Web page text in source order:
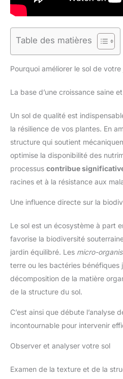
Table des matières
Pourquoi améliorer le sol de votre
La base d’une croissance saine
Un sol de qualité est
la résilience de vos plantes. En
structure qui soutient
optimise la disponibilité des
processus contribue
racines et à la résistance aux
Une influence directe sur la
Le sol est un écosystème à part
favorise la biodiversité
jardin équilibré. Les micro-
terre ou les bactéries bénéfiques
décomposition de la matière
de la structure du sol.
C’est ainsi que débute l’analyse
incontournable pour intervenir
Observer et analyser votre sol
Examen de la texture et de la